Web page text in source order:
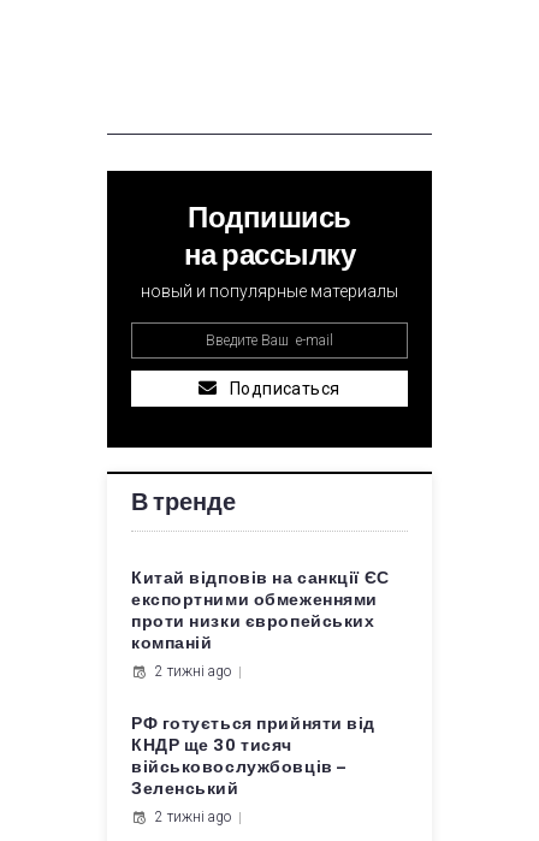
Подпишись
на рассылку
новый и популярные материалы
Подписаться
В тренде
Китай відповів на санкції ЄС
експортними обмеженнями
проти низки європейських
компаній
2 тижні ago
РФ готується прийняти від
КНДР ще 30 тисяч
військовослужбовців –
Зеленський
2 тижні ago